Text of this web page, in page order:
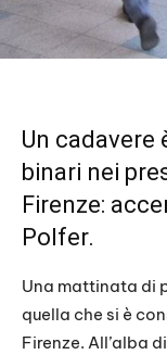
Un cadavere
binari nei
Firenze:
Polfer.
Una mattinata di
quella che si è
Firenze. All’alba